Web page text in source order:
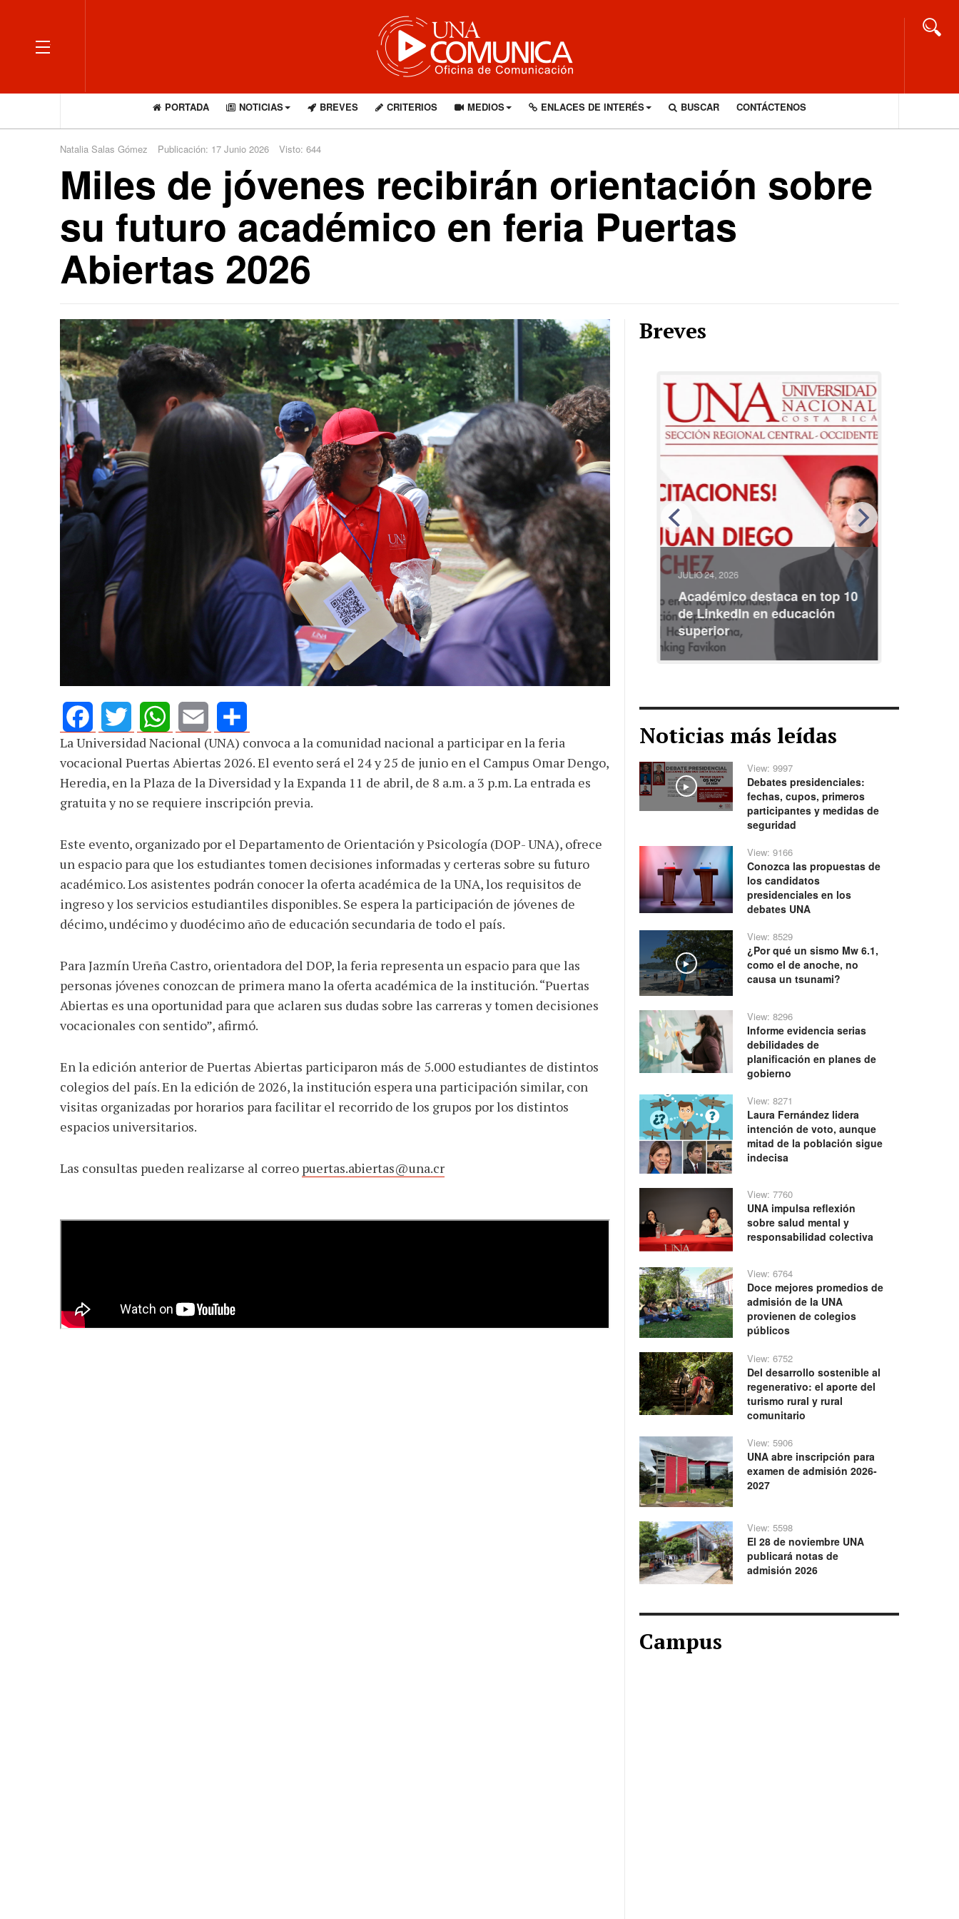
OFF CANVAS
PORTADA NOTICIAS BREVES CRITERIOS MEDIOS ENLACES DE INTERÉS BUSCAR CONTÁCTENOS
Natalia Salas Gómez Publicación: 17 Junio 2026 Visto: 644
Miles de jóvenes recibirán orientación sobre
su futuro académico en feria Puertas
Abiertas 2026
FacebookTwitterWhatsApp
Email Share
La Universidad Nacional (UNA) convoca a la comunidad nacional a participar en la feria
vocacional Puertas Abiertas 2026. El evento será el 24 y 25 de junio en el Campus Omar Dengo,
Heredia, en la Plaza de la Diversidad y la Expanda 11 de abril, de 8 a.m. a 3 p.m. La entrada es
gratuita y no se requiere inscripción previa.
Este evento, organizado por el Departamento de Orientación y Psicología (DOP- UNA), ofrece
un espacio para que los estudiantes tomen decisiones informadas y certeras sobre su futuro
académico. Los asistentes podrán conocer la oferta académica de la UNA, los requisitos de
ingreso y los servicios estudiantiles disponibles. Se espera la participación de jóvenes de
décimo, undécimo y duodécimo año de educación secundaria de todo el país.
Para Jazmín Ureña Castro, orientadora del DOP, la feria representa un espacio para que las
personas jóvenes conozcan de primera mano la oferta académica de la institución. “Puertas
Abiertas es una oportunidad para que aclaren sus dudas sobre las carreras y tomen decisiones
vocacionales con sentido”, afirmó.
En la edición anterior de Puertas Abiertas participaron más de 5.000 estudiantes de distintos
colegios del país. En la edición de 2026, la institución espera una participación similar, con
visitas organizadas por horarios para facilitar el recorrido de los grupos por los distintos
espacios universitarios.
Las consultas pueden realizarse al correo puertas.abiertas@una.cr
Breves
AGOSTO 05, 2026
Consejo Universitario llama a
defender la democracia
JULIO 24, 2026
Rechazo al reparto desigual
de ganancias es mayor
cuando hubo esfuerzo
JULIO 24, 2026
Académico destaca en top 10
de LinkedIn en educación
superior
Noticias más leídas
Play
View: 9997
Debates presidenciales:
fechas, cupos, primeros
participantes y medidas de
seguridad
View: 9166
Conozca las propuestas de
los candidatos
presidenciales en los
debates UNA
Play
View: 8529
¿Por qué un sismo Mw 6.1,
como el de anoche, no
causa un tsunami?
View: 8296
Informe evidencia serias
debilidades de
planificación en planes de
gobierno
View: 8271
Laura Fernández lidera
intención de voto, aunque
mitad de la población sigue
indecisa
View: 7760
UNA impulsa reflexión
sobre salud mental y
responsabilidad colectiva
View: 6764
Doce mejores promedios de
admisión de la UNA
provienen de colegios
públicos
View: 6752
Del desarrollo sostenible al
regenerativo: el aporte del
turismo rural y rural
comunitario
View: 5906
UNA abre inscripción para
examen de admisión 2026-
2027
View: 5598
El 28 de noviembre UNA
publicará notas de
admisión 2026
Campus